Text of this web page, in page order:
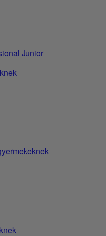
Junior